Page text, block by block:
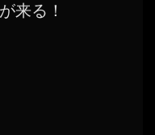
来る！